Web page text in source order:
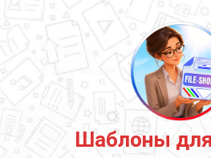
содержимому
Шаблоны